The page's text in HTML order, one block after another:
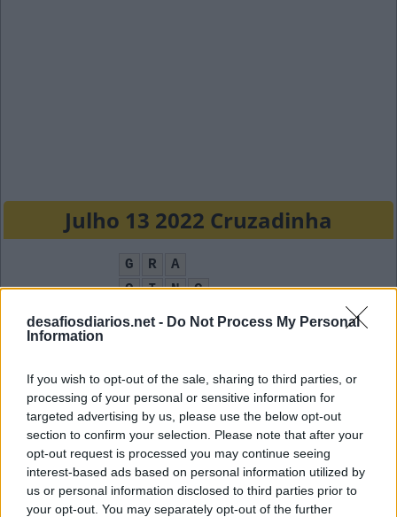
desafiosdiarios.net - Do Not Process My Personal
Information
If you wish to opt-out of the sale, sharing to third parties, or
processing of your personal or sensitive information for
targeted advertising by us, please use the below opt-out
section to confirm your selection. Please note that after your
opt-out request is processed you may continue seeing
interest-based ads based on personal information utilized by
us or personal information disclosed to third parties prior to
your opt-out. You may separately opt-out of the further
Julho 13 2022 Cruzadinha
G R
A
O
I N
C
V U L
O
R
E M A
R
R
O D
A
S
E I
Reinventá-la é julgar novidade o que já é velho:
R
O D
A